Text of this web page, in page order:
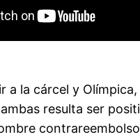
a la cárcel y Olímpica,
resulta ser